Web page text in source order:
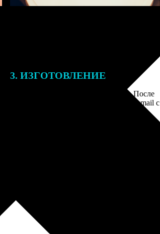
3. ИЗГОТОВЛЕНИЕ
Оплатите заказ банковской картой. После
оплаты получите подтверждение на email с
описанием заказа. Когда отправим заказ